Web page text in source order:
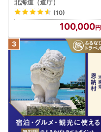
ル 宿泊 人気 おすすめ JTB
W030T
北海道（道庁）
(10)
100,000